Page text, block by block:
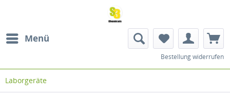
Menü
Bestellung widerrufen
Laborgeräte